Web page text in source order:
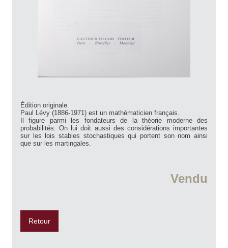
Édition originale.
Paul Lévy (1886-1971) est un mathématicien français.
Il figure parmi les fondateurs de la théorie moderne des
probabilités. On lui doit aussi des considérations importantes
sur les lois stables stochastiques qui portent son nom ainsi
que sur les martingales.
Vendu
Retour